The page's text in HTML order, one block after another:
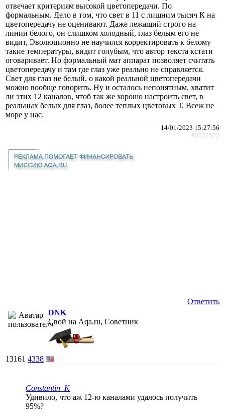
отвечает критериям высокой цветопередачи. По
формальным. Дело в том, что свет в 11 с лишним тысяч К на
цветопередачу не оценивают. Даже лежащий строго на
линии белого, он слишком холодный, глаз белым его не
видит, Эволюционно не научился корректировать к белому
такие температуры, видит голубым, что автор текста кстати
оговаривает. Но формальный мат аппарат позволяет считать
цветопередачу и там где глаз уже реально не справляется.
Свет для глаз не белый, о какой реальной цветопередачи
можно вообще говорить. Ну и осталось непонятным, хватит
ли этих 12 каналов, чтоб так же хорошо настроить свет, в
реальных белых для глаз, более теплых цветовых Т. Всеж не
море у нас.
14/01/2023 15:27:56
#3057572
Ответить
DNK
Свой на Aqa.ru, Советник
13161 4338
Constantin_K
Удивило, что аж 12-ю каналами удалось получить
95%?